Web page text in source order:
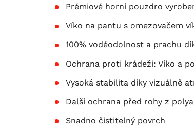
Prémiové horní pouzdro
Víko na pantu s omezovačem
100% voděodolnost a prachu
Ochrana proti krádeži: Víko a
Vysoká stabilita díky vizuálně
Další ochrana před rohy z
Snadno čistitelný povrch